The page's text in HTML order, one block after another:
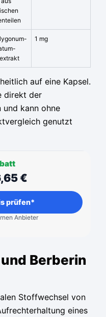
1 mg
auf eine Kapsel.
direkt der
und kann ohne
genutzt
€
prüfen*
Anbieter
Berberin
Stoffwechsel von
eines